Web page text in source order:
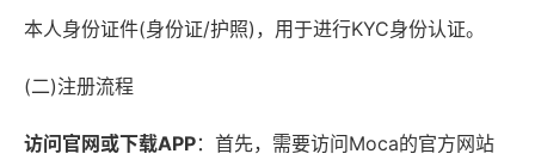
本人身份证件(身份证/护照)，用于进行KYC身份认证。
(二)注册流程
访问官网或下载APP：首先，需要访问Moca的官方网站